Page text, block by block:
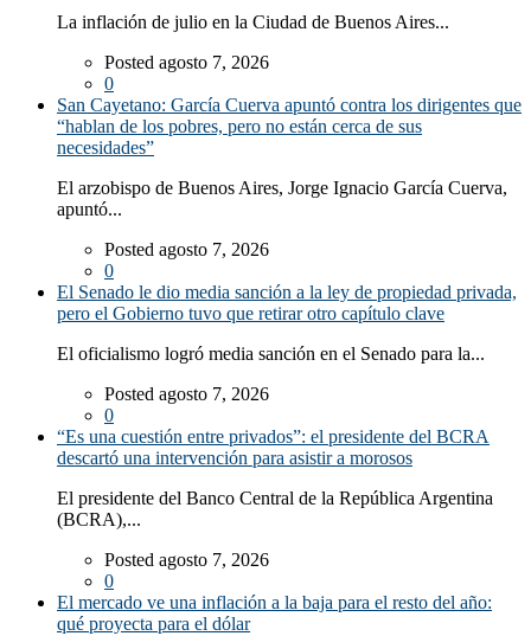
La inflación de julio en la Ciudad de Buenos Aires...
Posted agosto 7, 2026
0
San Cayetano: García Cuerva apuntó contra los dirigentes que
“hablan de los pobres, pero no están cerca de sus
necesidades”
El arzobispo de Buenos Aires, Jorge Ignacio García Cuerva,
apuntó...
Posted agosto 7, 2026
0
El Senado le dio media sanción a la ley de propiedad privada,
pero el Gobierno tuvo que retirar otro capítulo clave
El oficialismo logró media sanción en el Senado para la...
Posted agosto 7, 2026
0
“Es una cuestión entre privados”: el presidente del BCRA
descartó una intervención para asistir a morosos
El presidente del Banco Central de la República Argentina
(BCRA),...
Posted agosto 7, 2026
0
El mercado ve una inflación a la baja para el resto del año:
qué proyecta para el dólar